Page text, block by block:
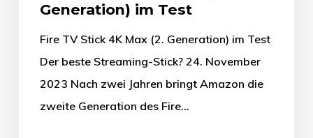
Generation) im Test
Fire TV Stick 4K Max (2. Generation) im Test
Der beste Streaming-Stick? 24. November
2023 Nach zwei Jahren bringt Amazon die
zweite Generation des Fire…